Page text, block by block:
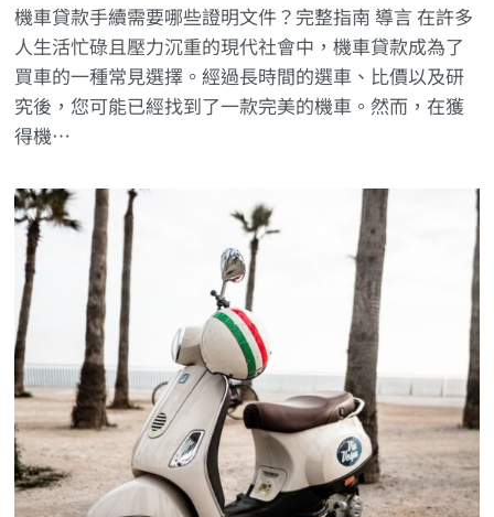
機車貸款手續需要哪些證明文件？完整指南 導言 在許多
人生活忙碌且壓力沉重的現代社會中，機車貸款成為了
買車的一種常見選擇。經過長時間的選車、比價以及研
究後，您可能已經找到了一款完美的機車。然而，在獲
得機…